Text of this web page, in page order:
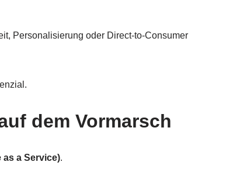
Personalisierung oder Direct-to-Consumer
dem Vormarsch
as a Service).